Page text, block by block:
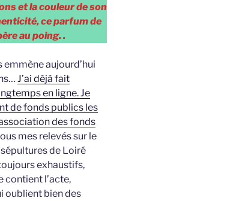
et la couleur de son
ce parfum de
au poing. .
aujourd’hui
J’ai déjà fait
en ligne. Je
de fonds publics les
des fonds
mes relevés sur le
de Loiré
exhaustifs,
contient l’acte,
oublient bien des